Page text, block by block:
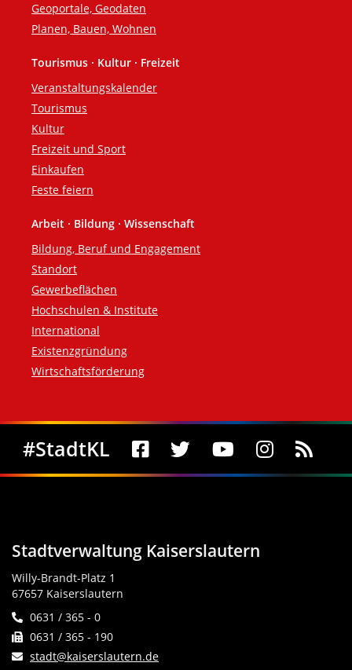
Geoportale, Geodaten
Planen, Bauen, Wohnen
Tourismus · Kultur · Freizeit
Veranstaltungskalender
Tourismus
Kultur
Freizeit und Sport
Einkaufen
Feste feiern
Arbeit · Bildung · Wissenschaft
Bildung, Beruf und Engagement
Standort
Gewerbeflächen
Hochschulen & Institute
International
Existenzgründung
Wirtschaftsförderung
Social Media
#StadtKL
Stadtverwaltung Kaiserslautern
Willy-Brandt-Platz 1
67657 Kaiserslautern
0631 / 365 - 0
0631 / 365 - 190
stadt@kaiserslautern.de